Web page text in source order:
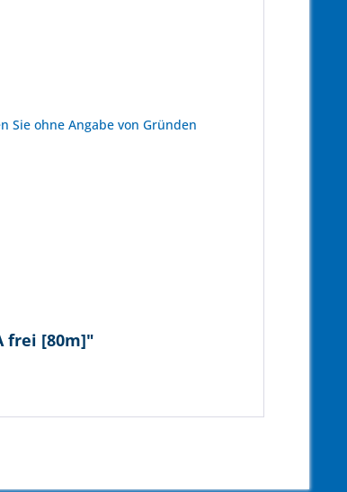
Sie ohne Angabe von Gründen
frei [80m]"